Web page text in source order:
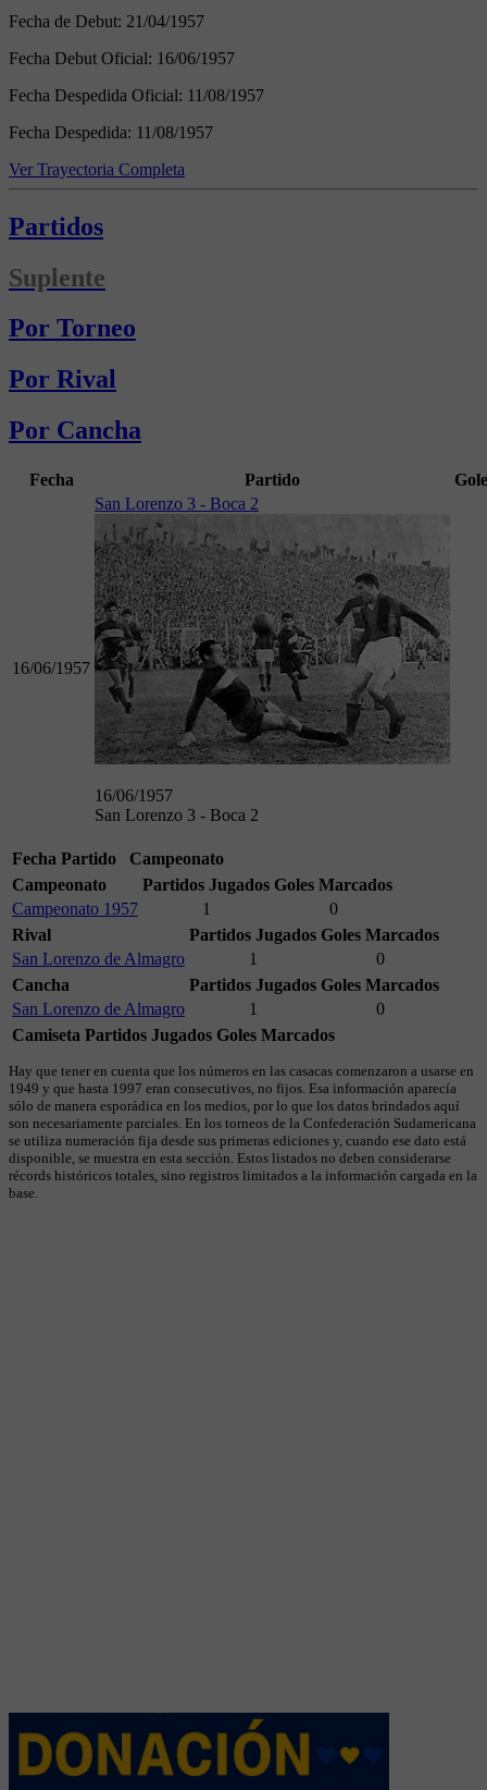
Fecha de Debut: 21/04/1957
Fecha Debut Oficial: 16/06/1957
Fecha Despedida Oficial: 11/08/1957
Fecha Despedida: 11/08/1957
Ver Trayectoria Completa
Partidos
Suplente
Por Torneo
Por Rival
Por Cancha
Fecha Partido
16/06/1957
San Lorenzo 3 - Boca 2
16/06/1957
San Lorenzo 3 - Boca 2
Fecha Partido
Campeonato
Campeonato
Partidos Jugados Goles Marcados
Campeonato 1957
1
0
Rival
Partidos Jugados Goles Marcados
San Lorenzo de Almagro
1
0
Cancha
Partidos Jugados Goles Marcados
San Lorenzo de Almagro
1
0
Camiseta Partidos Jugados Goles Marcados
Hay que tener en cuenta que los números en las casacas comenzaron a usarse en
1949 y que hasta 1997 eran consecutivos, no fijos. Esa información aparecía
sólo de manera esporádica en los medios, por lo que los datos brindados aquí
son necesariamente parciales. En los torneos de la Confederación Sudamericana
se utiliza numeración fija desde sus primeras ediciones y, cuando ese dato está
disponible, se muestra en esta sección. Estos listados no deben considerarse
récords históricos totales, sino registros limitados a la información cargada en la
base.